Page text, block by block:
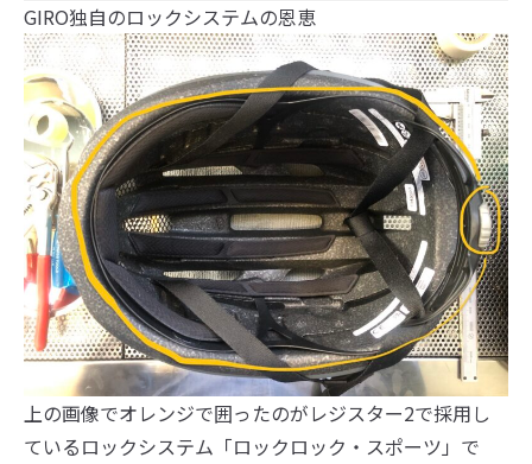
GIRO独自のロックシステムの恩恵
上の画像でオレンジで囲ったのがレジスター2で採用し
ているロックシステム「ロックロック・スポーツ」で